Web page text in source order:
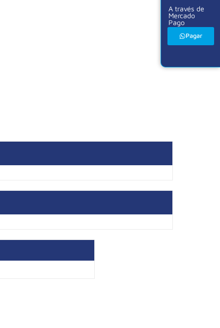
A través de
Mercado
Pago
Pagar